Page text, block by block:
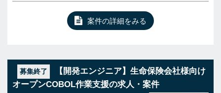
案件の詳細をみる
募集終了
【開発エンジニア】生命保険会社様向け
オープンCOBOL作業支援の求人・案件